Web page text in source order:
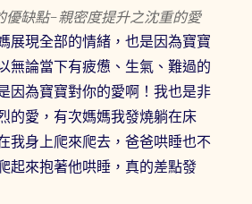
缺點-親密度提升之沈重的愛
展現全部的情緒，也是因為寶寶
無論當下有疲憊、生氣、難過的
因為寶寶對你的愛啊！我也是非
的愛，有次媽媽我發燒躺在床
我身上爬來爬去，爸爸哄睡也不
起來抱著他哄睡，真的差點發